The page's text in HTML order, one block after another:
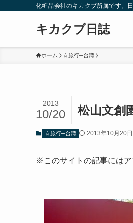
化粧品会社のキカクブ所属です。
キカクブ日誌
ホーム ☆旅行─台湾
松山文創
2013
10/20
☆旅行─台湾 2013年10月20日
※このサイトの記事には